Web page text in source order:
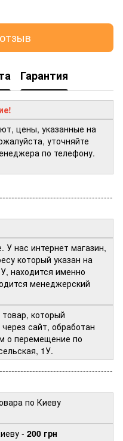
Гарантия
цены, указанные на
уточняйте
по телефону.
У нас интернет магазин,
который указан на
находится именно
менеджерский
который
сайт, обработан
о перемещение по
1У.
по Киеву
- 200 грн